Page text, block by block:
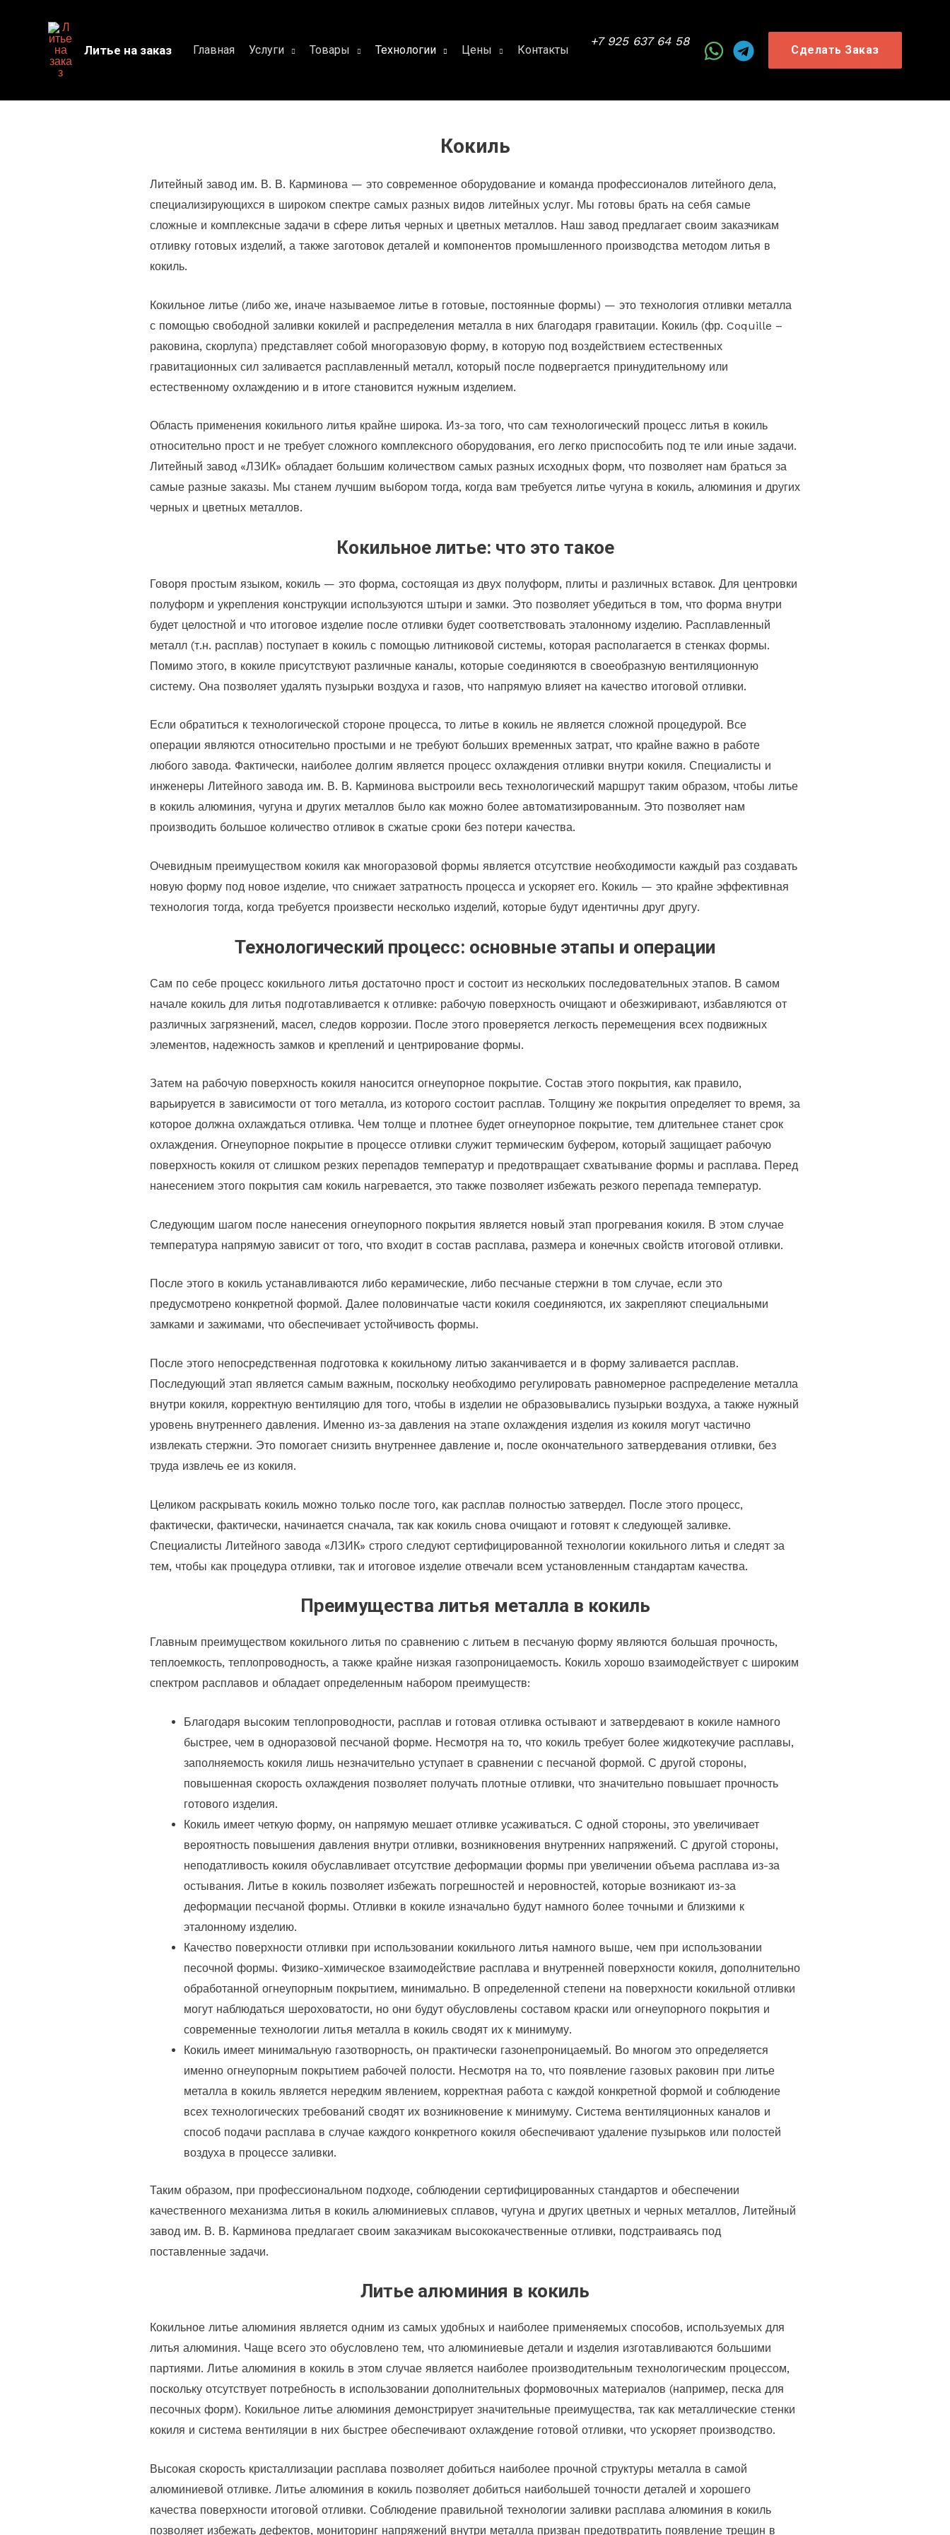
содержимому
Литье на заказ Главная Услуги Товары Технологии Цены Контакты
+7 925 637 64 58
Сделать Заказ
Кокиль
Литейный завод им. В. В. Карминова — это современное оборудование и команда профессионалов литейного дела,
специализирующихся в широком спектре самых разных видов литейных услуг. Мы готовы брать на себя самые
сложные и комплексные задачи в сфере литья черных и цветных металлов. Наш завод предлагает своим заказчикам
отливку готовых изделий, а также заготовок деталей и компонентов промышленного производства методом литья в
кокиль.
Кокильное литье (либо же, иначе называемое литье в готовые, постоянные формы) — это технология отливки металла
с помощью свободной заливки кокилей и распределения металла в них благодаря гравитации. Кокиль (фр. Coquille –
раковина, скорлупа) представляет собой многоразовую форму, в которую под воздействием естественных
гравитационных сил заливается расплавленный металл, который после подвергается принудительному или
естественному охлаждению и в итоге становится нужным изделием.
Область применения кокильного литья крайне широка. Из-за того, что сам технологический процесс литья в кокиль
относительно прост и не требует сложного комплексного оборудования, его легко приспособить под те или иные задачи.
Литейный завод «ЛЗИК» обладает большим количеством самых разных исходных форм, что позволяет нам браться за
самые разные заказы. Мы станем лучшим выбором тогда, когда вам требуется литье чугуна в кокиль, алюминия и других
черных и цветных металлов.
Кокильное литье: что это такое
Говоря простым языком, кокиль — это форма, состоящая из двух полуформ, плиты и различных вставок. Для центровки
полуформ и укрепления конструкции используются штыри и замки. Это позволяет убедиться в том, что форма внутри
будет целостной и что итоговое изделие после отливки будет соответствовать эталонному изделию. Расплавленный
металл (т.н. расплав) поступает в кокиль с помощью литниковой системы, которая располагается в стенках формы.
Помимо этого, в кокиле присутствуют различные каналы, которые соединяются в своеобразную вентиляционную
систему. Она позволяет удалять пузырьки воздуха и газов, что напрямую влияет на качество итоговой отливки.
Если обратиться к технологической стороне процесса, то литье в кокиль не является сложной процедурой. Все
операции являются относительно простыми и не требуют больших временных затрат, что крайне важно в работе
любого завода. Фактически, наиболее долгим является процесс охлаждения отливки внутри кокиля. Специалисты и
инженеры Литейного завода им. В. В. Карминова выстроили весь технологический маршрут таким образом, чтобы литье
в кокиль алюминия, чугуна и других металлов было как можно более автоматизированным. Это позволяет нам
производить большое количество отливок в сжатые сроки без потери качества.
Очевидным преимуществом кокиля как многоразовой формы является отсутствие необходимости каждый раз создавать
новую форму под новое изделие, что снижает затратность процесса и ускоряет его. Кокиль — это крайне эффективная
технология тогда, когда требуется произвести несколько изделий, которые будут идентичны друг другу.
Технологический процесс: основные этапы и операции
Сам по себе процесс кокильного литья достаточно прост и состоит из нескольких последовательных этапов. В самом
начале кокиль для литья подготавливается к отливке: рабочую поверхность очищают и обезжиривают, избавляются от
различных загрязнений, масел, следов коррозии. После этого проверяется легкость перемещения всех подвижных
элементов, надежность замков и креплений и центрирование формы.
Затем на рабочую поверхность кокиля наносится огнеупорное покрытие. Состав этого покрытия, как правило,
варьируется в зависимости от того металла, из которого состоит расплав. Толщину же покрытия определяет то время, за
которое должна охлаждаться отливка. Чем толще и плотнее будет огнеупорное покрытие, тем длительнее станет срок
охлаждения. Огнеупорное покрытие в процессе отливки служит термическим буфером, который защищает рабочую
поверхность кокиля от слишком резких перепадов температур и предотвращает схватывание формы и расплава. Перед
нанесением этого покрытия сам кокиль нагревается, это также позволяет избежать резкого перепада температур.
Следующим шагом после нанесения огнеупорного покрытия является новый этап прогревания кокиля. В этом случае
температура напрямую зависит от того, что входит в состав расплава, размера и конечных свойств итоговой отливки.
После этого в кокиль устанавливаются либо керамические, либо песчаные стержни в том случае, если это
предусмотрено конкретной формой. Далее половинчатые части кокиля соединяются, их закрепляют специальными
замками и зажимами, что обеспечивает устойчивость формы.
После этого непосредственная подготовка к кокильному литью заканчивается и в форму заливается расплав.
Последующий этап является самым важным, поскольку необходимо регулировать равномерное распределение металла
внутри кокиля, корректную вентиляцию для того, чтобы в изделии не образовывались пузырьки воздуха, а также нужный
уровень внутреннего давления. Именно из-за давления на этапе охлаждения изделия из кокиля могут частично
извлекать стержни. Это помогает снизить внутреннее давление и, после окончательного затвердевания отливки, без
труда извлечь ее из кокиля.
Целиком раскрывать кокиль можно только после того, как расплав полностью затвердел. После этого процесс,
фактически, фактически, начинается сначала, так как кокиль снова очищают и готовят к следующей заливке.
Специалисты Литейного завода «ЛЗИК» строго следуют сертифицированной технологии кокильного литья и следят за
тем, чтобы как процедура отливки, так и итоговое изделие отвечали всем установленным стандартам качества.
Преимущества литья металла в кокиль
Главным преимуществом кокильного литья по сравнению с литьем в песчаную форму являются большая прочность,
теплоемкость, теплопроводность, а также крайне низкая газопроницаемость. Кокиль хорошо взаимодействует с широким
спектром расплавов и обладает определенным набором преимуществ:
Благодаря высоким теплопроводности, расплав и готовая отливка остывают и затвердевают в кокиле намного
быстрее, чем в одноразовой песчаной форме. Несмотря на то, что кокиль требует более жидкотекучие расплавы,
заполняемость кокиля лишь незначительно уступает в сравнении с песчаной формой. С другой стороны,
повышенная скорость охлаждения позволяет получать плотные отливки, что значительно повышает прочность
готового изделия.
Кокиль имеет четкую форму, он напрямую мешает отливке усаживаться. С одной стороны, это увеличивает
вероятность повышения давления внутри отливки, возникновения внутренних напряжений. С другой стороны,
неподатливость кокиля обуславливает отсутствие деформации формы при увеличении объема расплава из-за
остывания. Литье в кокиль позволяет избежать погрешностей и неровностей, которые возникают из-за
деформации песчаной формы. Отливки в кокиле изначально будут намного более точными и близкими к
эталонному изделию.
Качество поверхности отливки при использовании кокильного литья намного выше, чем при использовании
песочной формы. Физико-химическое взаимодействие расплава и внутренней поверхности кокиля, дополнительно
обработанной огнеупорным покрытием, минимально. В определенной степени на поверхности кокильной отливки
могут наблюдаться шероховатости, но они будут обусловлены составом краски или огнеупорного покрытия и
современные технологии литья металла в кокиль сводят их к минимуму.
Кокиль имеет минимальную газотворность, он практически газонепроницаемый. Во многом это определяется
именно огнеупорным покрытием рабочей полости. Несмотря на то, что появление газовых раковин при литье
металла в кокиль является нередким явлением, корректная работа с каждой конкретной формой и соблюдение
всех технологических требований сводят их возникновение к минимуму. Система вентиляционных каналов и
способ подачи расплава в случае каждого конкретного кокиля обеспечивают удаление пузырьков или полостей
воздуха в процессе заливки.
Таким образом, при профессиональном подходе, соблюдении сертифицированных стандартов и обеспечении
качественного механизма литья в кокиль алюминиевых сплавов, чугуна и других цветных и черных металлов, Литейный
завод им. В. В. Карминова предлагает своим заказчикам высококачественные отливки, подстраиваясь под
поставленные задачи.
Литье алюминия в кокиль
Кокильное литье алюминия является одним из самых удобных и наиболее применяемых способов, используемых для
литья алюминия. Чаще всего это обусловлено тем, что алюминиевые детали и изделия изготавливаются большими
партиями. Литье алюминия в кокиль в этом случае является наиболее производительным технологическим процессом,
поскольку отсутствует потребность в использовании дополнительных формовочных материалов (например, песка для
песочных форм). Кокильное литье алюминия демонстрирует значительные преимущества, так как металлические стенки
кокиля и система вентиляции в них быстрее обеспечивают охлаждение готовой отливки, что ускоряет производство.
Высокая скорость кристаллизации расплава позволяет добиться наиболее прочной структуры металла в самой
алюминиевой отливке. Литье алюминия в кокиль позволяет добиться наибольшей точности деталей и хорошего
качества поверхности итоговой отливки. Соблюдение правильной технологии заливки расплава алюминия в кокиль
позволяет избежать дефектов, мониторинг напряжений внутри металла призван предотвратить появление трещин в